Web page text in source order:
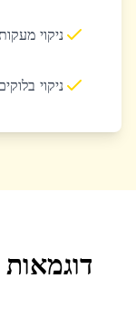
ניקוי
ניקוי